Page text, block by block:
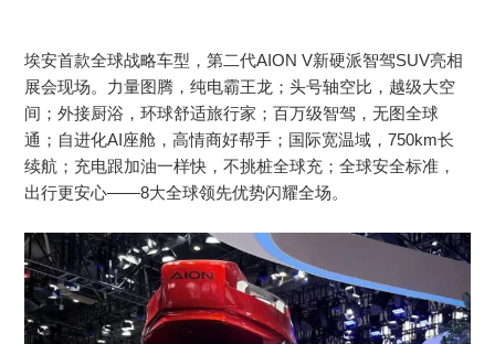
埃安首款全球战略车型，第二代AION V新硬派智驾SUV亮相
展会现场。力量图腾，纯电霸王龙；头号轴空比，越级大空
间；外接厨浴，环球舒适旅行家；百万级智驾，无图全球
通；自进化AI座舱，高情商好帮手；国际宽温域，750km长
续航；充电跟加油一样快，不挑桩全球充；全球安全标准，
出行更安心——8大全球领先优势闪耀全场。